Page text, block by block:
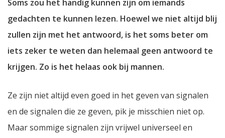
Soms zou het handig kunnen zijn om iemands
gedachten te kunnen lezen. Hoewel we niet altijd blij
zullen zijn met het antwoord, is het soms beter om
iets zeker te weten dan helemaal geen antwoord te
krijgen. Zo is het helaas ook bij mannen.
Ze zijn niet altijd even goed in het geven van signalen
en de signalen die ze geven, pik je misschien niet op.
Maar sommige signalen zijn vrijwel universeel en